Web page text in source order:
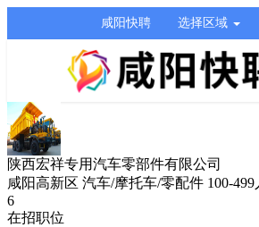
咸阳快聘 选择区域
陕西宏祥专用汽车零部件有限公司
咸阳高新区 汽车/摩托车/零配件 100-499
6
在招职位